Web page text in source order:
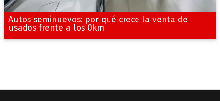
Autos seminuevos: por qué crece la venta de
usados frente a los 0km